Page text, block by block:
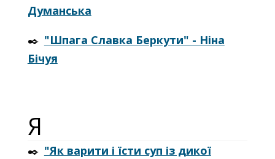
Думанська
✒️ "Шпага Славка Беркути" - Ніна
Бічуя
Я
✒️ "Як варити і їсти суп із дикої